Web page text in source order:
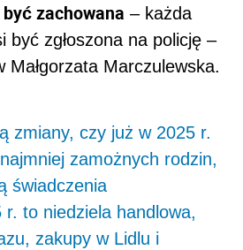
zachowana – każda
być zgłoszona na policję –
Małgorzata Marczulewska.
zmiany, czy już w 2025 r.
zamożnych rodzin,
świadczenia
to niedziela handlowa,
zakupy w Lidlu i